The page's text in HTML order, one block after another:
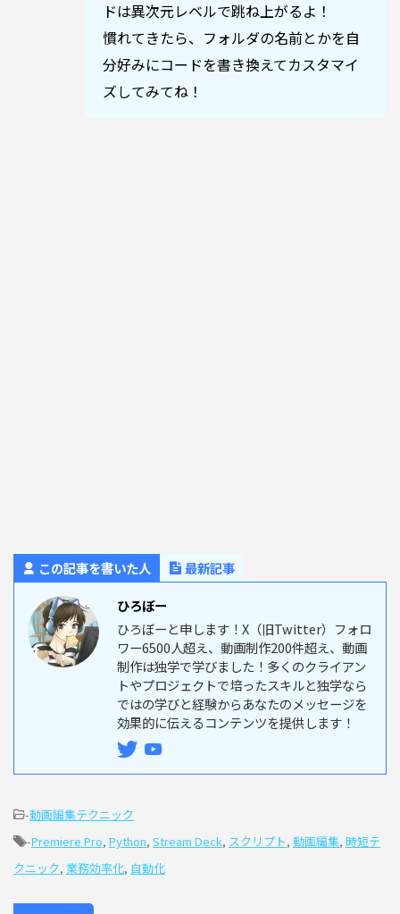
ドは異次元レベルで跳ね上がるよ！
慣れてきたら、フォルダの名前とかを自
分好みにコードを書き換えてカスタマイ
ズしてみてね！
この記事を書いた人
最新記事
ひろぼー
ひろぼーと申します！X（旧Twitter）フォロ
ワー6500人超え、動画制作200件超え、動画
制作は独学で学びました！多くのクライアン
トやプロジェクトで培ったスキルと独学なら
ではの学びと経験からあなたのメッセージを
効果的に伝えるコンテンツを提供します！
-動画編集テクニック
-Premiere Pro, Python, Stream Deck, スクリプト, 動画編集, 時短テ
クニック, 業務効率化, 自動化